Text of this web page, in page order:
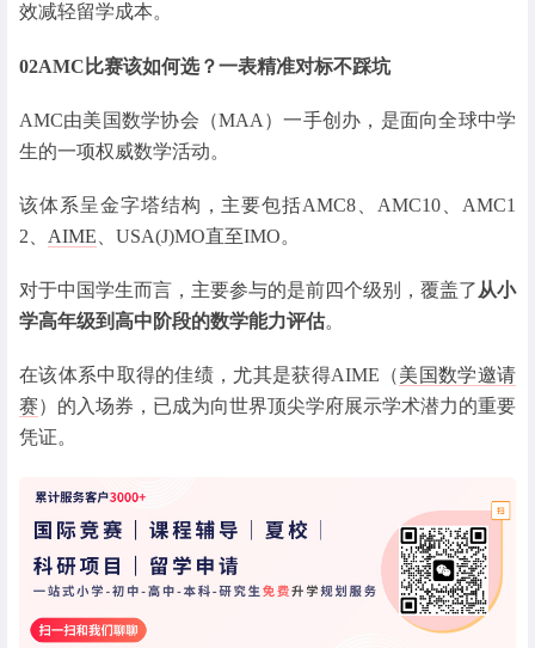
效减轻留学成本。
02AMC比赛该如何选？一表精准对标不踩坑
AMC由美国数学协会（MAA）一手创办，是面向全球中学
生的一项权威数学活动。
该体系呈金字塔结构，主要包括AMC8、AMC10、AMC1
2、 AIME 、USA(J)MO直至IMO。
对于中国学生而言，主要参与的是前四个级别，覆盖了 从小
学高年级到高中阶段的数学能力评估。
在该体系中取得的佳绩，尤其是获得AIME（美国数学邀请
赛）的入场券，已成为向世界顶尖学府展示学术潜力的重要
凭证。